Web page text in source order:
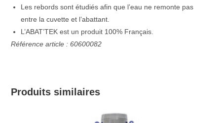
Les rebords sont étudiés afin que l’eau ne remonte pas
entre la cuvette et l’abattant.
L’ABAT’TEK est un produit 100% Français.
Référence article : 60600082
Produits similaires